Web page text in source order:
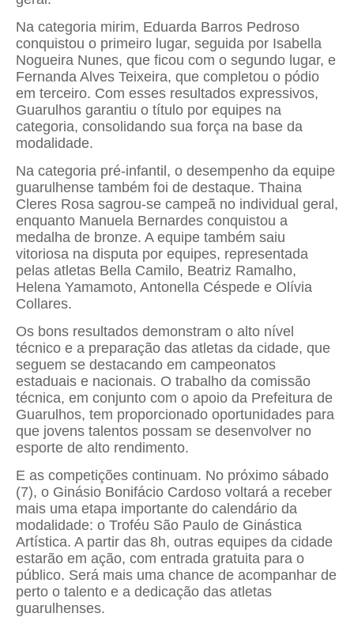
Na categoria mirim, Eduarda Barros Pedroso
conquistou o primeiro lugar, seguida por Isabella
Nogueira Nunes, que ficou com o segundo lugar, e
Fernanda Alves Teixeira, que completou o pódio
em terceiro. Com esses resultados expressivos,
Guarulhos garantiu o título por equipes na
categoria, consolidando sua força na base da
modalidade.
Na categoria pré-infantil, o desempenho da equipe
guarulhense também foi de destaque. Thaina
Cleres Rosa sagrou-se campeã no individual geral,
enquanto Manuela Bernardes conquistou a
medalha de bronze. A equipe também saiu
vitoriosa na disputa por equipes, representada
pelas atletas Bella Camilo, Beatriz Ramalho,
Helena Yamamoto, Antonella Céspede e Olívia
Collares.
Os bons resultados demonstram o alto nível
técnico e a preparação das atletas da cidade, que
seguem se destacando em campeonatos
estaduais e nacionais. O trabalho da comissão
técnica, em conjunto com o apoio da Prefeitura de
Guarulhos, tem proporcionado oportunidades para
que jovens talentos possam se desenvolver no
esporte de alto rendimento.
E as competições continuam. No próximo sábado
(7), o Ginásio Bonifácio Cardoso voltará a receber
mais uma etapa importante do calendário da
modalidade: o Troféu São Paulo de Ginástica
Artística. A partir das 8h, outras equipes da cidade
estarão em ação, com entrada gratuita para o
público. Será mais uma chance de acompanhar de
perto o talento e a dedicação das atletas
guarulhenses.